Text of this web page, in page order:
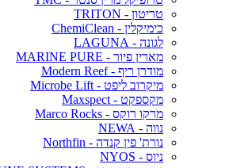
טריטון - TRITON
כימיקלין - ChemiClean
לגונה - LAGUNA
מארין פיור - MARINE PURE
מודרן ריף - Modern Reef
מיקרוב ליפט - Microbe Lift
מקספקט - Maxspect
מרקו רוקס - Marco Rocks
נווה - NEWA
נורת' פין קנדה - Northfin
ניוס - NYOS